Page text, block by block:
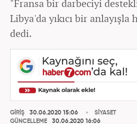
"Fransa bir darbeciyi
Libya'da yıkıcı bir anlayışla
dedi.
GİRİŞ
30.06.2020 15:06
GÜNCELLEME
30.06.2020 16:06
SİYASET